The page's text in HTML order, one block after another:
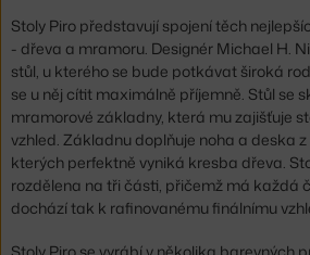
Stoly Piro představují spojení těch
- dřeva a mramoru. Designér Michael H.
stůl, u kterého se bude potkávat široká
se u něj cítit maximálně příjemně. Stůl se
mramorové základny, která mu zajišťuje
vzhled. Základnu doplňuje noha a deska z
kterých perfektně vyniká kresba dřeva.
rozdělena na tři části, přičemž má každá
dochází tak k rafinovanému finálnímu
Stoly Piro se vyrábí v několika barevných